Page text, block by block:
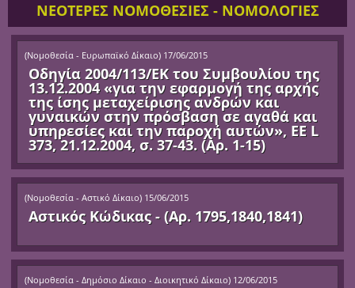
ΝΕΟΤΕΡΕΣ ΝΟΜΟΘΕΣΙΕΣ - ΝΟΜΟΛΟΓΙΕΣ
(Νομοθεσία - Ευρωπαϊκό Δίκαιο) 17/06/2015
Οδηγία 2004/113/ΕΚ του Συμβουλίου της
13.12.2004 «για την εφαρμογή της αρχής
της ίσης μεταχείρισης ανδρών και
γυναικών στην πρόσβαση σε αγαθά και
υπηρεσίες και την παροχή αυτών», ΕΕ L
373, 21.12.2004, σ. 37-43. (Αρ. 1-15)
(Νομοθεσία - Αστικό Δίκαιο) 15/06/2015
Αστικός Κώδικας - (Αρ. 1795,1840,1841)
(Νομοθεσία - Δημόσιο Δίκαιο - Διοικητικό Δίκαιο) 12/06/2015